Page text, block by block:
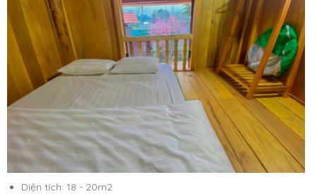
Diện tích: 18 - 20m2